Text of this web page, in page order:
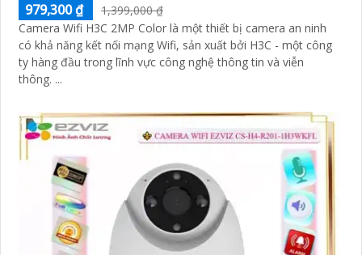
979,300 ₫
1,399,000 ₫
Camera Wifi H3C 2MP Color là một thiết bị camera an ninh
có khả năng kết nối mạng Wifi, sản xuất bởi H3C - một công
ty hàng đầu trong lĩnh vực công nghệ thông tin và viễn
thông. ...